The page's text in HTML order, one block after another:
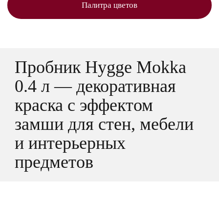
Палитра цветов
Пробник Hygge Mokka
0.4 л — декоративная
краска с эффектом
замши для стен, мебели
и интерьерных
предметов